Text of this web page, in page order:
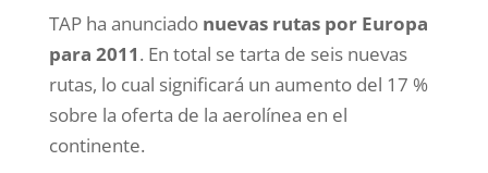
TAP ha anunciado nuevas rutas por Europa
para 2011. En total se tarta de seis nuevas
rutas, lo cual significará un aumento del 17 %
sobre la oferta de la aerolínea en el
continente.